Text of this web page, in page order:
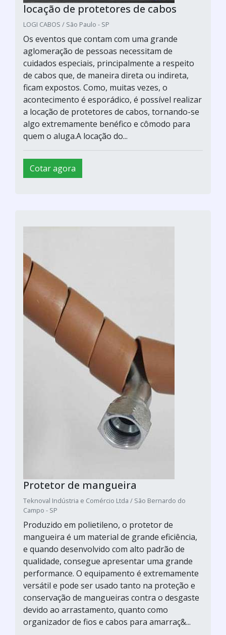
locação de protetores de cabos
LOGI CABOS / São Paulo - SP
Os eventos que contam com uma grande
aglomeração de pessoas necessitam de
cuidados especiais, principalmente a respeito
de cabos que, de maneira direta ou indireta,
ficam expostos. Como, muitas vezes, o
acontecimento é esporádico, é possível realizar
a locação de protetores de cabos, tornando-se
algo extremamente benéfico e cômodo para
quem o aluga.A locação do...
Cotar agora
Protetor de mangueira
Teknoval Indústria e Comércio Ltda / São Bernardo do
Campo - SP
Produzido em polietileno, o protetor de
mangueira é um material de grande eficiência,
e quando desenvolvido com alto padrão de
qualidade, consegue apresentar uma grande
performance. O equipamento é extremamente
versátil e pode ser usado tanto na proteção e
conservação de mangueiras contra o desgaste
devido ao arrastamento, quanto como
organizador de fios e cabos para amarraç&...